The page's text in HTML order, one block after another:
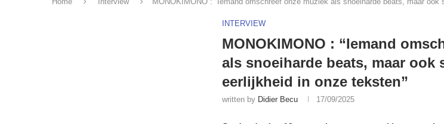
INTERVIEW
MONOKIMONO : “Iemand
als snoeiharde beats, maar ook
eerlijkheid in onze teksten”
written by Didier Becu 17/09/2025